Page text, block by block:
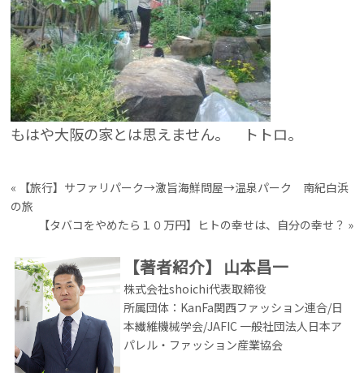
もはや大阪の家とは思えません。 トトロ。
«
【旅行】サファリパーク→激旨海鮮問屋→温泉パーク 南紀白浜
の旅
【タバコをやめたら１０万円】ヒトの幸せは、自分の幸せ？ »
【著者紹介】 山本昌一
株式会社shoichi代表取締役
所属団体：KanFa関西ファッション連合/日
本繊維機械学会/JAFIC 一般社団法人日本ア
パレル・ファッション産業協会